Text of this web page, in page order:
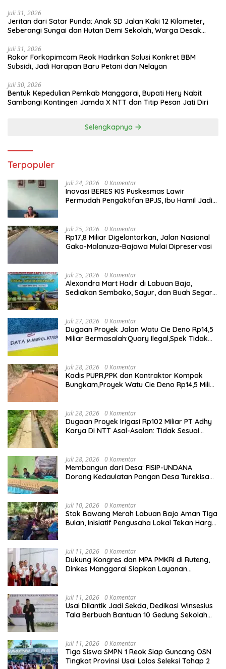
Juli 31, 2026
Jeritan dari Satar Punda: Anak SD Jalan Kaki 12 Kilometer,
Seberangi Sungai dan Hutan Demi Sekolah, Warga Desak
Juli 31, 2026
Rakor Forkopimcam Reok Hadirkan Solusi Konkret BBM
Subsidi, Jadi Harapan Baru Petani dan Nelayan
Juli 30, 2026
Bentuk Kepedulian Pemkab Manggarai, Bupati Hery Nabit
Sambangi Kontingen Jamda X NTT dan Titip Pesan Jati Diri
Selengkapnya
Terpopuler
Juli 24, 2026 0 Komentar
Inovasi BERES KIS Puskesmas Lawir
Permudah Pengaktifan BPJS, Ibu Hamil Jadi
Juli 25, 2026 0 Komentar
Rp17,8 Miliar Digelontorkan, Jalan Nasional
Gako-Malanuza-Bajawa Mulai Dipreservasi
Juli 25, 2026 0 Komentar
Alexandra Mart Hadir di Labuan Bajo,
Sediakan Sembako, Sayur, dan Buah Segar
Juli 27, 2026 0 Komentar
Dugaan Proyek Jalan Watu Cie Deno Rp14,5
Miliar Bermasalah:Quary Ilegal,Spek Tidak
Juli 28, 2026 0 Komentar
Kadis PUPR,PPK dan Kontraktor Kompak
Bungkam,Proyek Watu Cie Deno Rp14,5 Miliar
Juli 28, 2026 0 Komentar
Dugaan Proyek Irigasi Rp102 Miliar PT Adhy
Karya Di NTT Asal-Asalan: Tidak Sesuai
Juli 28, 2026 0 Komentar
Membangun dari Desa: FISIP-UNDANA
Dorong Kedaulatan Pangan Desa Turekisa
Juli 10, 2026 0 Komentar
Stok Bawang Merah Labuan Bajo Aman Tiga
Bulan, Inisiatif Pengusaha Lokal Tekan Harga
Juli 11, 2026 0 Komentar
Dukung Kongres dan MPA PMKRI di Ruteng,
Dinkes Manggarai Siapkan Layanan
Juli 11, 2026 0 Komentar
Usai Dilantik Jadi Sekda, Dedikasi Winsesius
Tala Berbuah Bantuan 10 Gedung Sekolah
Juli 11, 2026 0 Komentar
Tiga Siswa SMPN 1 Reok Siap Guncang OSN
Tingkat Provinsi Usai Lolos Seleksi Tahap 2